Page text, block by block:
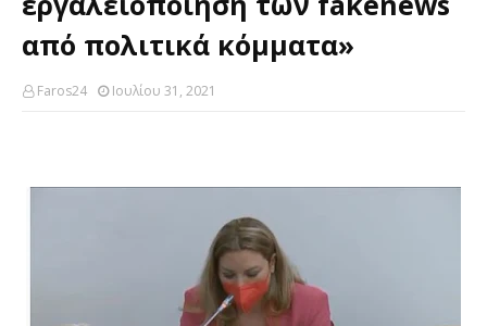
από πολιτικά κόμματα»
Faros24 Ιουλίου 31, 2021